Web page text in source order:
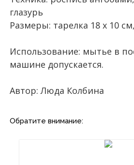
глазурь
Размеры: тарелка 18 x 10
Использование: мытье в
машине допускается.
Автор: Люда Колбина
Обратите внимание: